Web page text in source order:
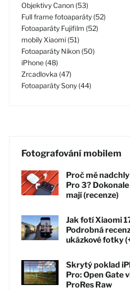
Objektivy Canon (53)
Full frame fotoaparáty (52)
Fotoaparáty Fujifilm (52)
mobily Xiaomi (51)
Fotoaparáty Nikon (50)
iPhone (48)
Zrcadlovka (47)
Fotoaparáty Sony (44)
Fotografování mobilem
Proč mě
Pro 3?
mají (recenze)
Jak fotí Xiaomi
Podrobná
ukázkové fotky
Skrytý poklad
Pro: Open Gate
ProRes Raw